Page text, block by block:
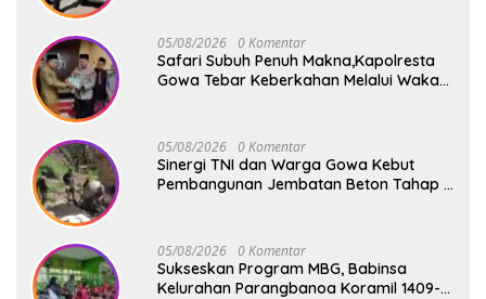
05/08/2026 0 Komentar
Safari Subuh Penuh Makna,Kapolresta
Gowa Tebar Keberkahan Melalui Wakaf
05/08/2026 0 Komentar
Sinergi TNI dan Warga Gowa Kebut
Pembangunan Jembatan Beton Tahap V
05/08/2026 0 Komentar
Sukseskan Program MBG, Babinsa
Kelurahan Parangbanoa Koramil 1409-